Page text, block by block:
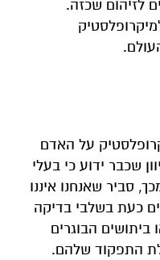
לזיהום שכזה.
על האדם
שכבר ידוע כי בעלי
סביר שאנחנו איננו
כעת בשלבי בדיקה
הבוגרים
התפקוד שלהם.